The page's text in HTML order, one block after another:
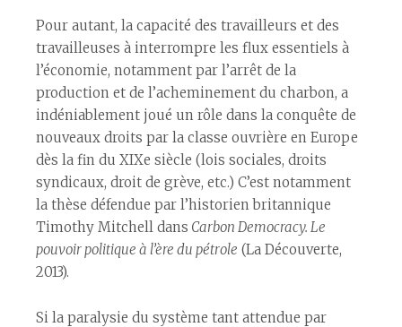
Pour autant, la capacité des travailleurs et des
travailleuses à interrompre les flux essentiels à
l’économie, notamment par l’arrêt de la
production et de l’acheminement du charbon, a
indéniablement joué un rôle dans la conquête de
nouveaux droits par la classe ouvrière en Europe
dès la fin du XIXe siècle (lois sociales, droits
syndicaux, droit de grève, etc.) C’est notamment
la thèse défendue par l’historien britannique
Timothy Mitchell dans Carbon Democracy. Le
pouvoir politique à l’ère du pétrole (La Découverte,
2013).
Si la paralysie du système tant attendue par